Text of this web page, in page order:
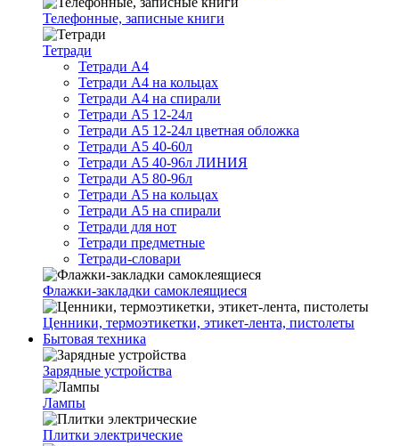
Телефонные, записные книги
Тетради
Тетради А4
Тетради А4 на кольцах
Тетради А4 на спирали
Тетради А5 12-24л
Тетради А5 12-24л цветная обложка
Тетради А5 40-60л
Тетради А5 40-96л ЛИНИЯ
Тетради А5 80-96л
Тетради А5 на кольцах
Тетради А5 на спирали
Тетради для нот
Тетради предметные
Тетради-словари
Флажки-закладки самоклеящиеся
Ценники, термоэтикетки, этикет-лента, пистолеты
Бытовая техника
Зарядные устройства
Лампы
Плитки электрические